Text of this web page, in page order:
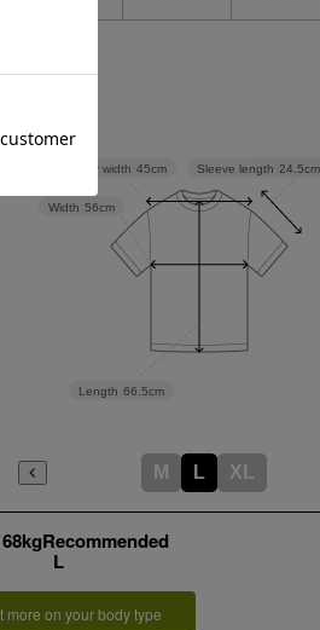
について
Sleeve length 24.5cm
Length 66.5cm
Width 56cm
Shoulder width 45cm
M L XL
L
more on your body type